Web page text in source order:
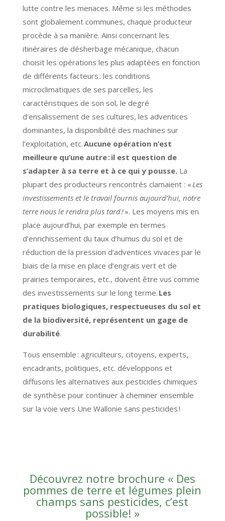
lutte contre les menaces. Même si les méthodes
sont globalement communes, chaque producteur
procède à sa manière. Ainsi concernant les
itinéraires de désherbage mécanique, chacun
choisit les opérations les plus adaptées en fonction
de différents facteurs : les conditions
microclimatiques de ses parcelles, les
caractéristiques de son sol, le degré
d’ensalissement de ses cultures, les adventices
dominantes, la disponibilité des machines sur
l’exploitation, etc.Aucune opération n’est
meilleure qu’une autre :il est question de
s’adapter à sa terre et à ce qui y pousse.La
plupart des producteurs rencontrés clamaient : « Les
investissements et le travail fournis aujourd’hui, notre
terre nous le rendra plus tard !». Les moyens mis en
place aujourd’hui, par exemple en termes
d’enrichissement du taux d’humus du sol et de
réduction de la pression d’adventices vivaces par le
biais de la mise en place d’engrais vert et de
prairies temporaires, etc., doivent être vus comme
des investissements sur le long terme. Les
pratiques biologiques, respectueuses du sol et
de la biodiversité, représentent un gage de
durabilité.
Tous ensemble : agriculteurs, citoyens, experts,
encadrants, politiques, etc. développons et
diffusons les alternatives aux pesticides chimiques
de synthèse pour continuer à cheminer ensemble
sur la voie vers Une Wallonie sans pesticides !
Découvrez notre brochure « Des
pommes de terre et légumes plein
champs sans pesticides, c’est
possible! »